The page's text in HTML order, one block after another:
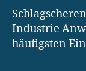
Industrie
häufigsten